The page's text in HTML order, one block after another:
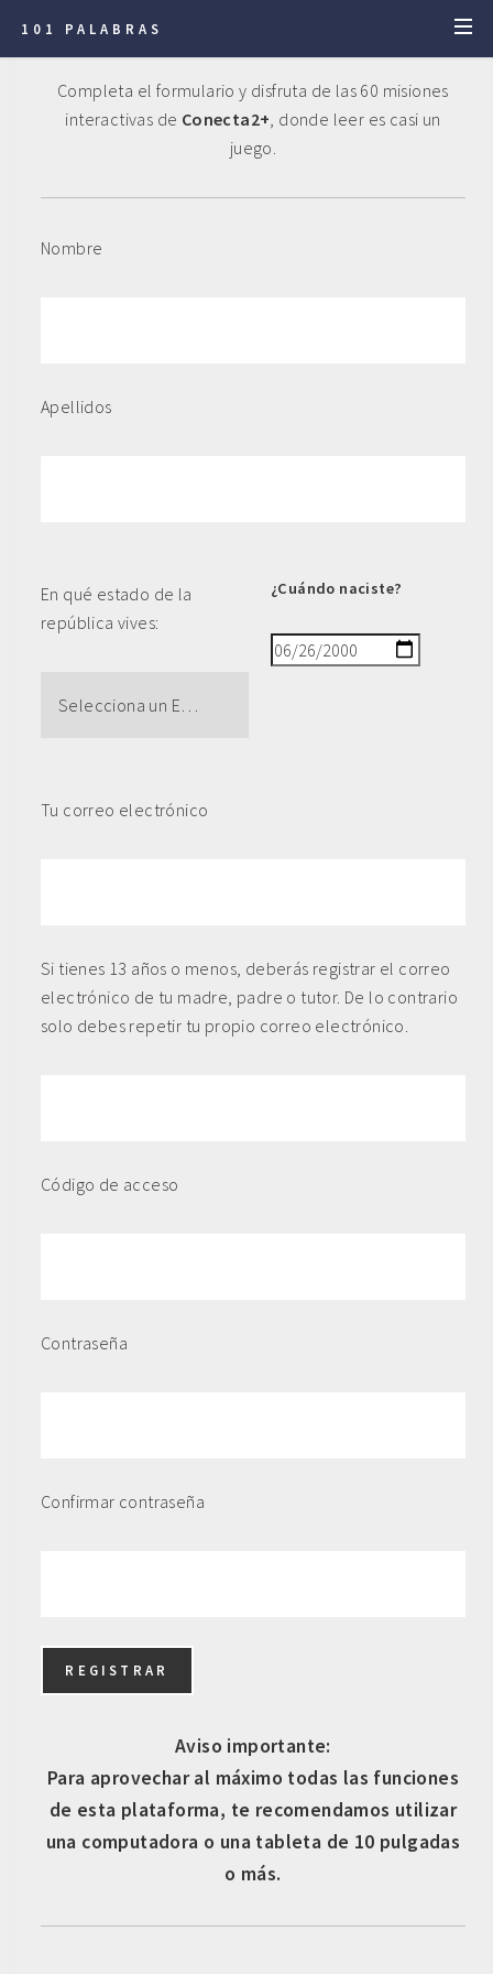
101 PALABRAS
Completa el formulario y disfruta de las 60 misiones
interactivas de Conecta2+, donde leer es casi un
juego.
Nombre
Apellidos
En qué estado de la
república vives:
¿Cuándo naciste?
Tu correo electrónico
Si tienes 13 años o menos, deberás registrar el correo
electrónico de tu madre, padre o tutor. De lo contrario
solo debes repetir tu propio correo electrónico.
Código de acceso
Contraseña
Confirmar contraseña
Aviso importante:
Para aprovechar al máximo todas las funciones
de esta plataforma, te recomendamos utilizar
una computadora o una tableta de 10 pulgadas
o más.